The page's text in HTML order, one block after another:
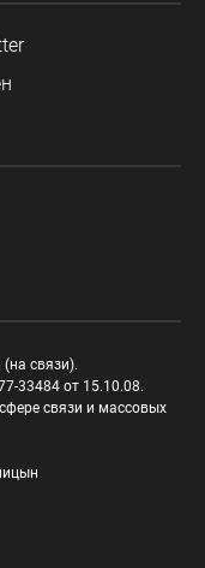
(на связи).
33484 от 15.10.08.
связи и массовых